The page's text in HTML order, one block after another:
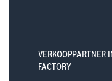
VERKOOPPARTNER
FACTORY